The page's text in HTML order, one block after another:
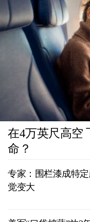
在4万英尺高空
命？
专家：围栏漆成特
觉变大